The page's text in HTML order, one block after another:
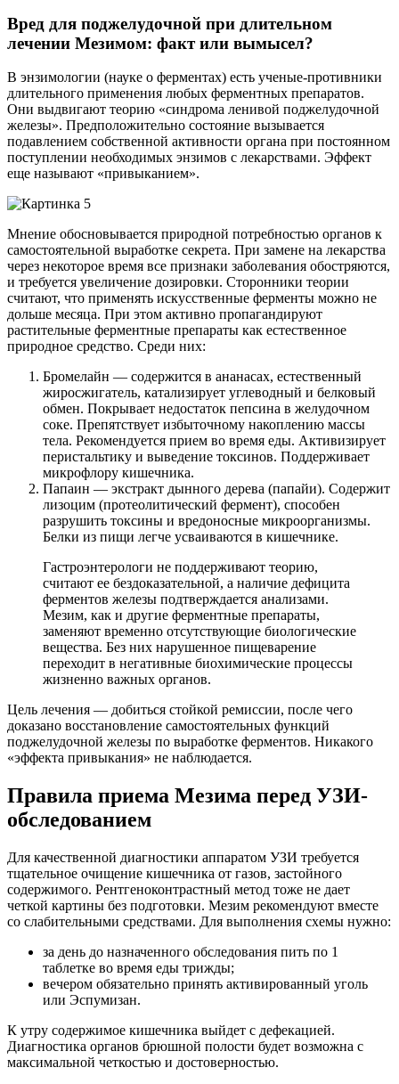
Вред для поджелудочной при длительном
лечении Мезимом: факт или вымысел?
В энзимологии (науке о ферментах) есть ученые-противники
длительного применения любых ферментных препаратов.
Они выдвигают теорию «синдрома ленивой поджелудочной
железы». Предположительно состояние вызывается
подавлением собственной активности органа при постоянном
поступлении необходимых энзимов с лекарствами. Эффект
еще называют «привыканием».
Мнение обосновывается природной потребностью органов к
самостоятельной выработке секрета. При замене на лекарства
через некоторое время все признаки заболевания обостряются,
и требуется увеличение дозировки. Сторонники теории
считают, что применять искусственные ферменты можно не
дольше месяца. При этом активно пропагандируют
растительные ферментные препараты как естественное
природное средство. Среди них:
Бромелайн — содержится в ананасах, естественный
жиросжигатель, катализирует углеводный и белковый
обмен. Покрывает недостаток пепсина в желудочном
соке. Препятствует избыточному накоплению массы
тела. Рекомендуется прием во время еды. Активизирует
перистальтику и выведение токсинов. Поддерживает
микрофлору кишечника.
Папаин — экстракт дынного дерева (папайи). Содержит
лизоцим (протеолитический фермент), способен
разрушить токсины и вредоносные микроорганизмы.
Белки из пищи легче усваиваются в кишечнике.
Гастроэнтерологи не поддерживают теорию,
считают ее бездоказательной, а наличие дефицита
ферментов железы подтверждается анализами.
Мезим, как и другие ферментные препараты,
заменяют временно отсутствующие биологические
вещества. Без них нарушенное пищеварение
переходит в негативные биохимические процессы
жизненно важных органов.
Цель лечения — добиться стойкой ремиссии, после чего
доказано восстановление самостоятельных функций
поджелудочной железы по выработке ферментов. Никакого
«эффекта привыкания» не наблюдается.
Правила приема Мезима перед УЗИ-
обследованием
Для качественной диагностики аппаратом УЗИ требуется
тщательное очищение кишечника от газов, застойного
содержимого. Рентгеноконтрастный метод тоже не дает
четкой картины без подготовки. Мезим рекомендуют вместе
со слабительными средствами. Для выполнения схемы нужно:
за день до назначенного обследования пить по 1
таблетке во время еды трижды;
вечером обязательно принять активированный уголь
или Эспумизан.
К утру содержимое кишечника выйдет с дефекацией.
Диагностика органов брюшной полости будет возможна с
максимальной четкостью и достоверностью.